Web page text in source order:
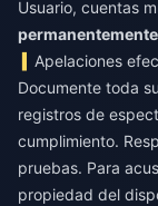
Usuario, cuentas
permanentemente
Apelaciones
Documente toda
registros de
cumplimiento.
pruebas. Para
propiedad del